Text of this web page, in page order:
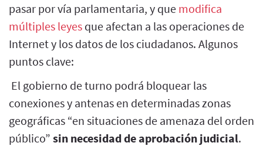
pasar por vía parlamentaria, y que modifica
múltiples leyes que afectan a las operaciones de
Internet y los datos de los ciudadanos. Algunos
puntos clave:
El gobierno de turno podrá bloquear las
conexiones y antenas en determinadas zonas
geográficas “en situaciones de amenaza del orden
público” sin necesidad de aprobación judicial.